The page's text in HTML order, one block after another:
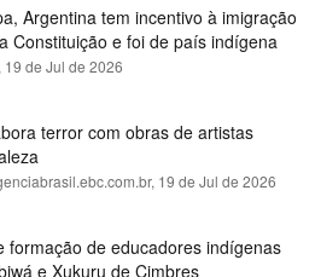
Argentina tem incentivo à imigração
Constituição e foi de país indígena
19 de Jul de 2026
terror com obras de artistas
19 de Jul de 2026
formação de educadores indígenas
e Xukuru de Cimbres